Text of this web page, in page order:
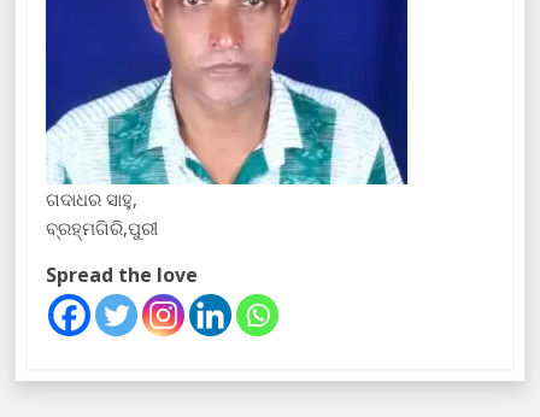
ଗଦାଧର ସାହୁ,
ବ୍ରହ୍ମଗିରି,ପୁରୀ
Spread the love